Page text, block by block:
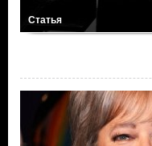
Статья